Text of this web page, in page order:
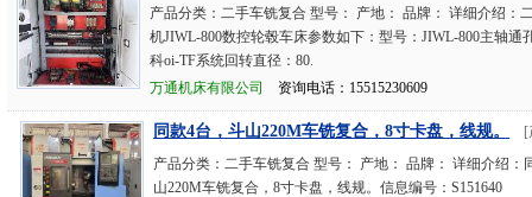
产品分类：二手车铣复合 型号： 产地： 品牌： 详细介绍：
机JIWL-800数控轮毂车床参数如下：型号：JIWL-800主轴通
科oi-TF系统回转直径：80.
万通机床有限公司
资询电话：15515230609
同款4台，斗山220M车铣复合，8寸卡盘，线规。
产品分类：二手车铣复合 型号： 产地： 品牌： 详细介绍：
山220M车铣复合，8寸卡盘，线规。信息编号：S151640